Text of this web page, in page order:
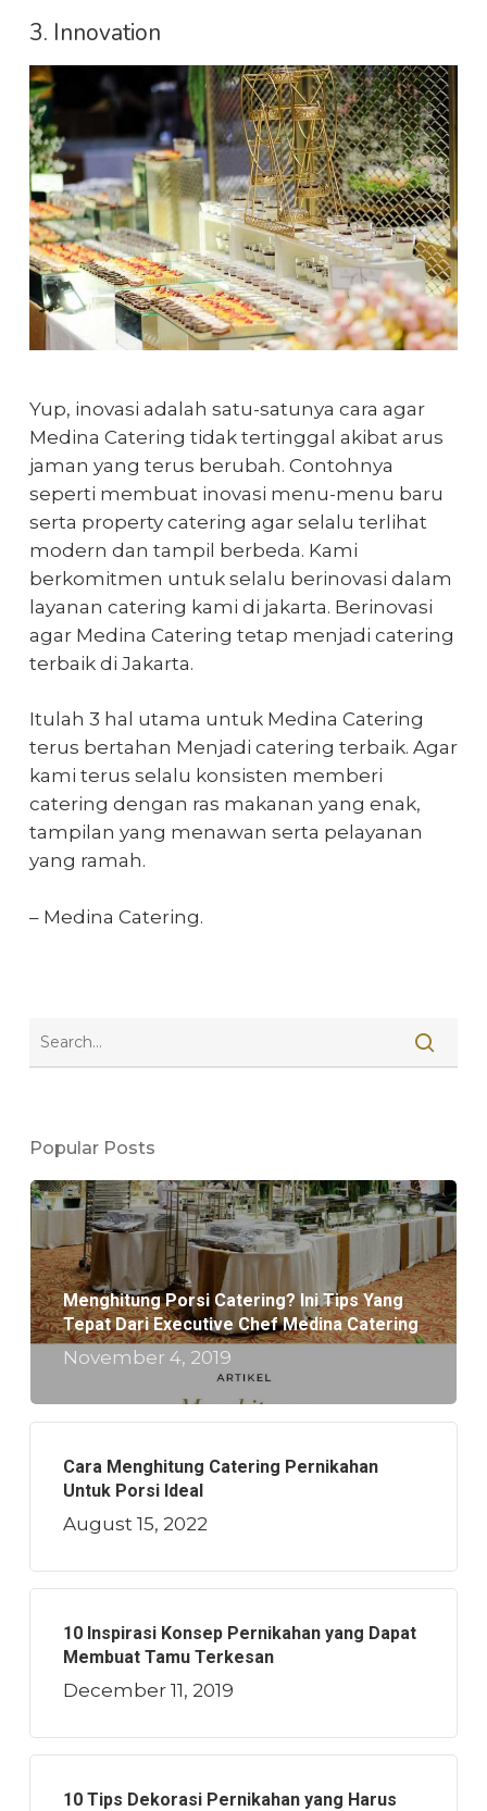
3. Innovation
Yup, inovasi adalah satu-satunya cara agar
Medina Catering tidak tertinggal akibat arus
jaman yang terus berubah. Contohnya
seperti membuat inovasi menu-menu baru
serta property catering agar selalu terlihat
modern dan tampil berbeda. Kami
berkomitmen untuk selalu berinovasi dalam
layanan catering kami di jakarta. Berinovasi
agar Medina Catering tetap menjadi catering
terbaik di Jakarta.
Itulah 3 hal utama untuk Medina Catering
terus bertahan Menjadi catering terbaik. Agar
kami terus selalu konsisten memberi
catering dengan ras makanan yang enak,
tampilan yang menawan serta pelayanan
yang ramah.
– Medina Catering.
Popular Posts
Menghitung Porsi Catering? Ini Tips Yang
Tepat Dari Executive Chef Medina Catering
November 4, 2019
Cara Menghitung Catering Pernikahan
Untuk Porsi Ideal
August 15, 2022
10 Inspirasi Konsep Pernikahan yang Dapat
Membuat Tamu Terkesan
December 11, 2019
10 Tips Dekorasi Pernikahan yang Harus